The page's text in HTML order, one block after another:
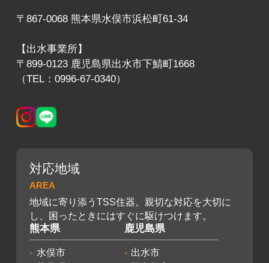
〒867-0068 熊本県水俣市浜松町61-34
【出水事業所】
〒899-0123 鹿児島県出水市下鯖町1668
（TEL：0996-67-0340）
対応地域
AREA
地域に寄り添うTSS住器。親切な対応を大切に
し、困ったときにはすぐに駆けつけます。
熊本県
水俣市
鹿児島県
出水市